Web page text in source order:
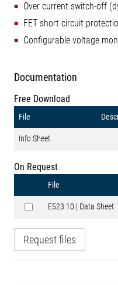
Over current switch-off
FET short circuit
Configurable voltage
Documentation
Free Download
File
Info Sheet
On Request
File
E523.10 | Data Sheet
Request files